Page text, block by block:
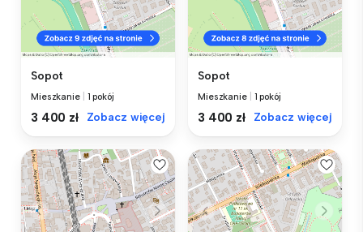
Sopot
Mieszkanie 1 pokój
3 400 zł Zobacz więcej
Sopot
Mieszkanie 1 pokój
3 400 zł Zobacz więcej